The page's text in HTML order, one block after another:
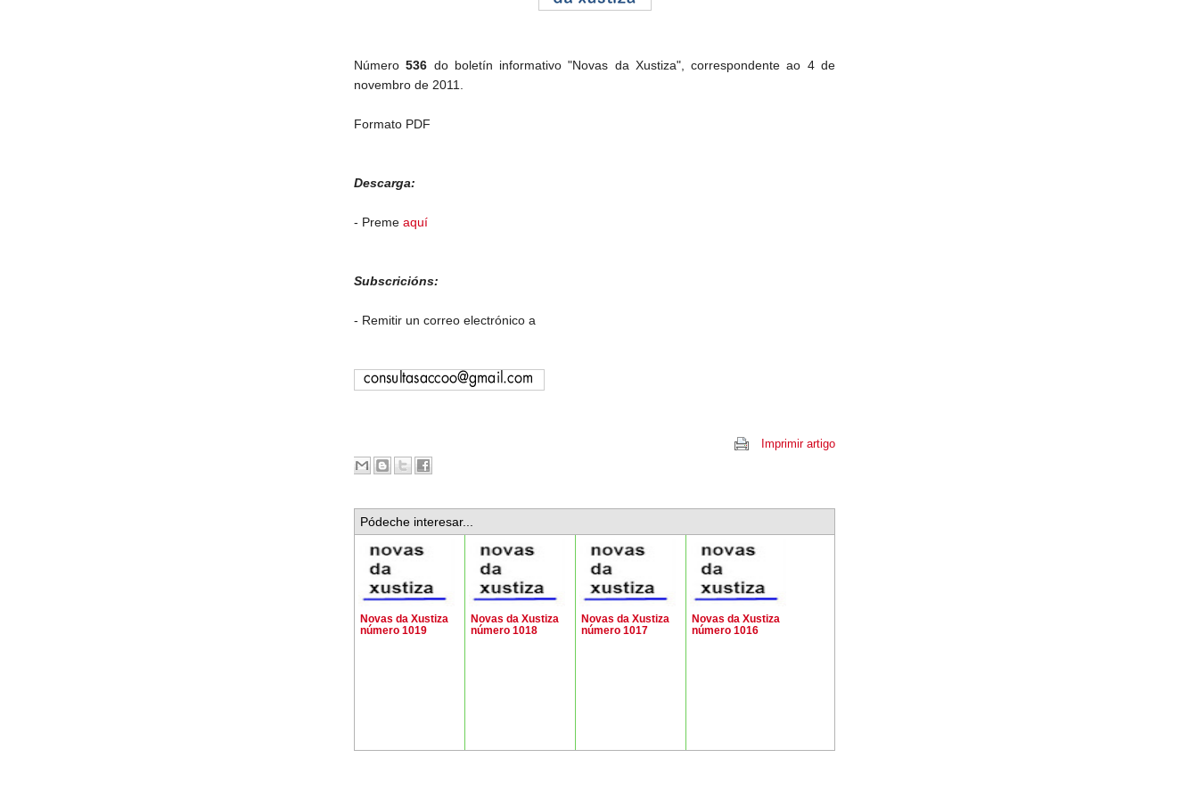
Número536 do boletín informativo "Novas da Xustiza", correspondente ao 4 de
novembro de 2011.
Formato PDF
Descarga:
- Preme aquí
Subscricións:
- Remitir un correo electrónico a
Imprimir artigo
Pódeche interesar...
Novas da Xustiza
número 1019
Novas da Xustiza
número 1018
Novas da Xustiza
número 1017
Novas da Xustiza
número 1016